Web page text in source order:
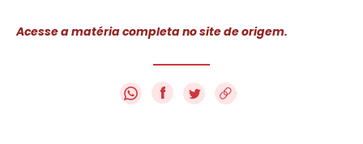
Acesse a matéria completa no site de origem.
f